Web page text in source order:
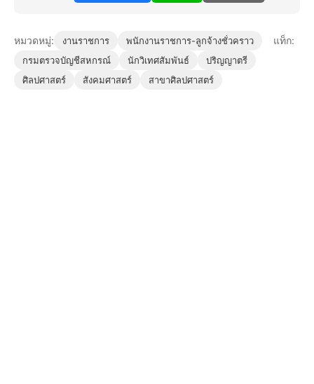
หมวดหมู่: งานราชการ พนักงานราชการ-ลูกจ้างชั่วคราว แท็ก:
กรมตรวจบัญชีสหกรณ์ นักวิเทศสัมพันธ์
ปริญญาตรี
ศิลปศาสตร์
สังคมศาสตร์ สาขาศิลปศาสตร์